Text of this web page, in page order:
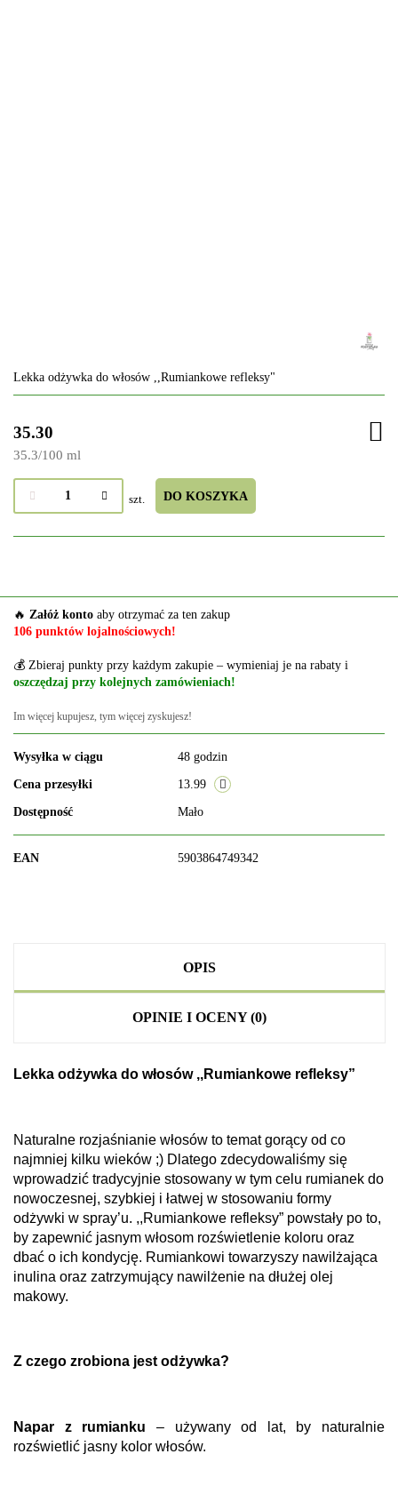
Lekka odżywka do włosów ,,Rumiankowe refleksy"
35.30
35.3/100 ml
szt. DO KOSZYKA
🔥 Załóż konto aby otrzymać za ten zakup
106 punktów lojalnościowych!
💰 Zbieraj punkty przy każdym zakupie – wymieniaj je na rabaty i
oszczędzaj przy kolejnych zamówieniach!
Im więcej kupujesz, tym więcej zyskujesz!
Wysyłka w ciągu 48 godzin
Cena przesyłki 13.99
Dostępność Mało
EAN 5903864749342
OPIS
OPINIE I OCENY (0)
Lekka odżywka do włosów ,,Rumiankowe refleksy”
Naturalne rozjaśnianie włosów to temat gorący od co
najmniej kilku wieków ;) Dlatego zdecydowaliśmy się
wprowadzić tradycyjnie stosowany w tym celu rumianek do
nowoczesnej, szybkiej i łatwej w stosowaniu formy
odżywki w spray’u. ,,Rumiankowe refleksy” powstały po to,
by zapewnić jasnym włosom rozświetlenie koloru oraz
dbać o ich kondycję. Rumiankowi towarzyszy nawilżająca
inulina oraz zatrzymujący nawilżenie na dłużej olej
makowy.
Z czego zrobiona jest odżywka?
Napar z rumianku – używany od lat, by naturalnie
rozświetlić jasny kolor włosów.